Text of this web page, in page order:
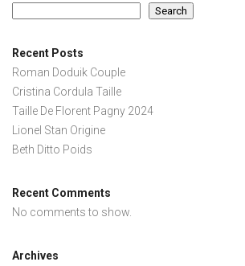
Search
Recent Posts
Roman Doduik Couple
Cristina Cordula Taille
Taille De Florent Pagny 2024
Lionel Stan Origine
Beth Ditto Poids
Recent Comments
No comments to show.
Archives